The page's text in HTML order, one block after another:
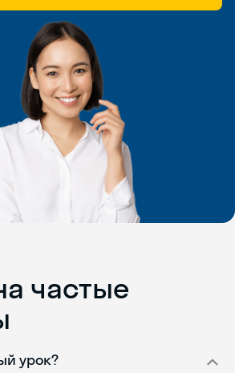
частые
урок?